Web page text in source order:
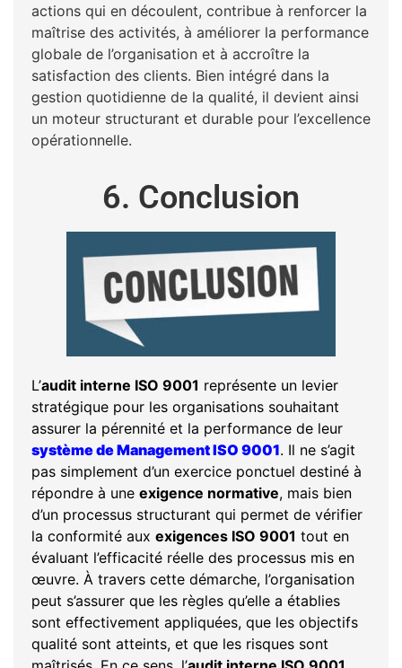
actions qui en découlent, contribue à renforcer la
maîtrise des activités, à améliorer la performance
globale de l’organisation et à accroître la
satisfaction des clients. Bien intégré dans la
gestion quotidienne de la qualité, il devient ainsi
un moteur structurant et durable pour l’excellence
opérationnelle.
6. Conclusion
L’audit interne ISO 9001 représente un levier
stratégique pour les organisations souhaitant
assurer la pérennité et la performance de leur
système de Management ISO 9001. Il ne s’agit
pas simplement d’un exercice ponctuel destiné à
répondre à une exigence normative, mais bien
d’un processus structurant qui permet de vérifier
la conformité aux exigences ISO 9001 tout en
évaluant l’efficacité réelle des processus mis en
œuvre. À travers cette démarche, l’organisation
peut s’assurer que les règles qu’elle a établies
sont effectivement appliquées, que les objectifs
qualité sont atteints, et que les risques sont